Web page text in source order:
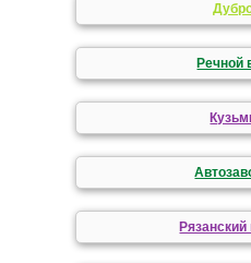
Речной
Рязанский